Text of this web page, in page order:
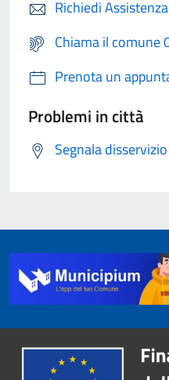
Richiedi Assistenza
Chiama il comune
Prenota un
Problemi in città
Segnala disservizio